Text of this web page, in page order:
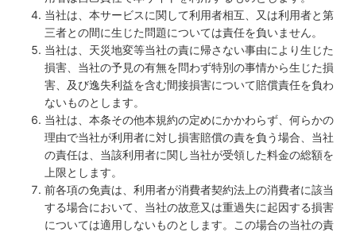
当社は、本サービスに関して利用者相互、又は利用者と第
三者との間に生じた問題については責任を負いません。
当社は、天災地変等当社の責に帰さない事由により生じた
損害、当社の予見の有無を問わず特別の事情から生じた損
害、及び逸失利益を含む間接損害について賠償責任を負わ
ないものとします。
当社は、本条その他本規約の定めにかかわらず、何らかの
理由で当社が利用者に対し損害賠償の責を負う場合、当社
の責任は、当該利用者に関し当社が受領した料金の総額を
上限とします。
前各項の免責は、利用者が消費者契約法上の消費者に該当
する場合において、当社の故意又は重過失に起因する損害
については適用しないものとします。この場合の当社の責